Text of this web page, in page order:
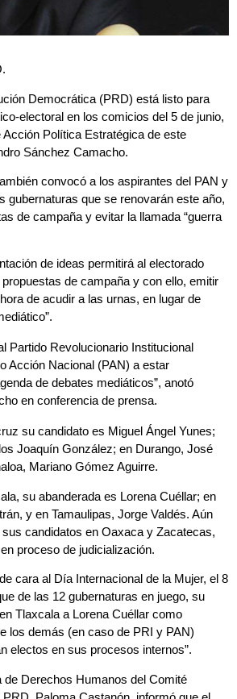
Democrática (PRD) está listo para
electoral en los comicios del 5 de junio,
Política Estratégica de este
Sánchez Camacho.
convocó a los aspirantes del PAN y
gubernaturas que se renovarán este año,
de campaña y evitar la llamada “guerra
de ideas permitirá al electorado
de campaña y con ello, emitir
de acudir a las urnas, en lugar de
Partido Revolucionario Institucional
Acción Nacional (PAN) a estar
de debates mediáticos”, anotó
en conferencia de prensa.
su candidato es Miguel Ángel Yunes;
Joaquín González; en Durango, José
Mariano Gómez Aguirre.
su abanderada es Lorena Cuéllar; en
y en Tamaulipas, Jorge Valdés. Aún
candidatos en Oaxaca y Zacatecas,
proceso de judicialización.
cara al Día Internacional de la Mujer, el 8
de las 12 gubernaturas en juego, su
Tlaxcala a Lorena Cuéllar como
los demás (en caso de PRI y PAN)
electos en sus procesos internos”.
Derechos Humanos del Comité